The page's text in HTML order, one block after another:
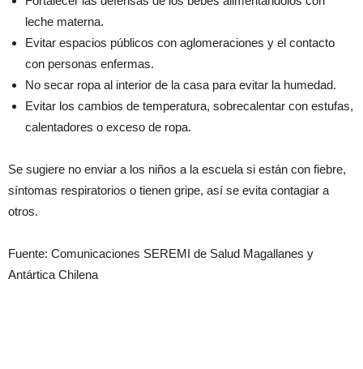
leche materna.
Evitar espacios públicos con aglomeraciones y el contacto
con personas enfermas.
No secar ropa al interior de la casa para evitar la humedad.
Evitar los cambios de temperatura, sobrecalentar con estufas,
calentadores o exceso de ropa.
Se sugiere no enviar a los niños a la escuela si están con fiebre,
síntomas respiratorios o tienen gripe, así se evita contagiar a
otros.
Fuente: Comunicaciones SEREMI de Salud Magallanes y
Antártica Chilena